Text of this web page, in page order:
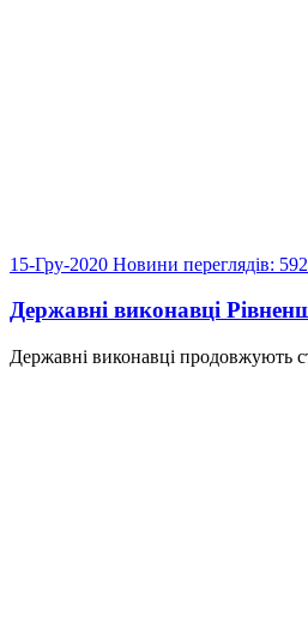
15-Гру-2020 Новини переглядів: 592
Державні виконавці
Державні виконавці продовжують